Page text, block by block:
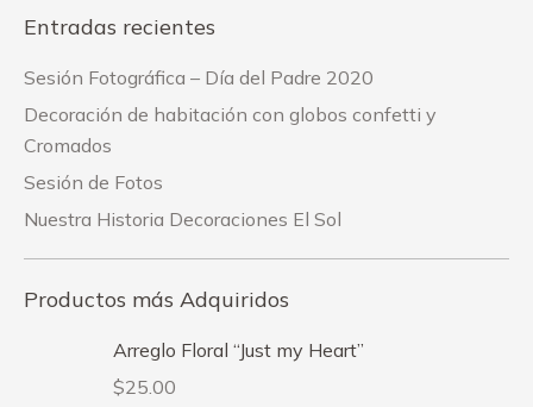
Entradas recientes
Sesión Fotográfica – Día del Padre 2020
Decoración de habitación con globos confetti y
Cromados
Sesión de Fotos
Nuestra Historia Decoraciones El Sol
Productos más Adquiridos
Arreglo Floral “Just my Heart”
$25.00